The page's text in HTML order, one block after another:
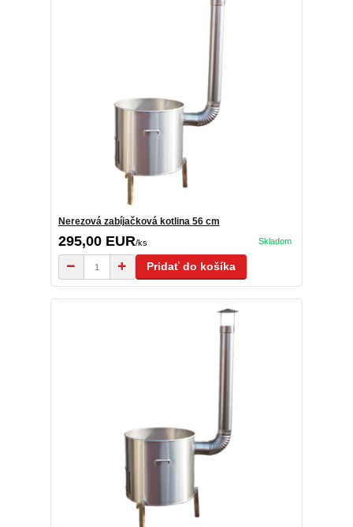
Nerezová zabíjačková kotlina 56 cm
295,00 EUR/ks Skladom
Pridať do košíka